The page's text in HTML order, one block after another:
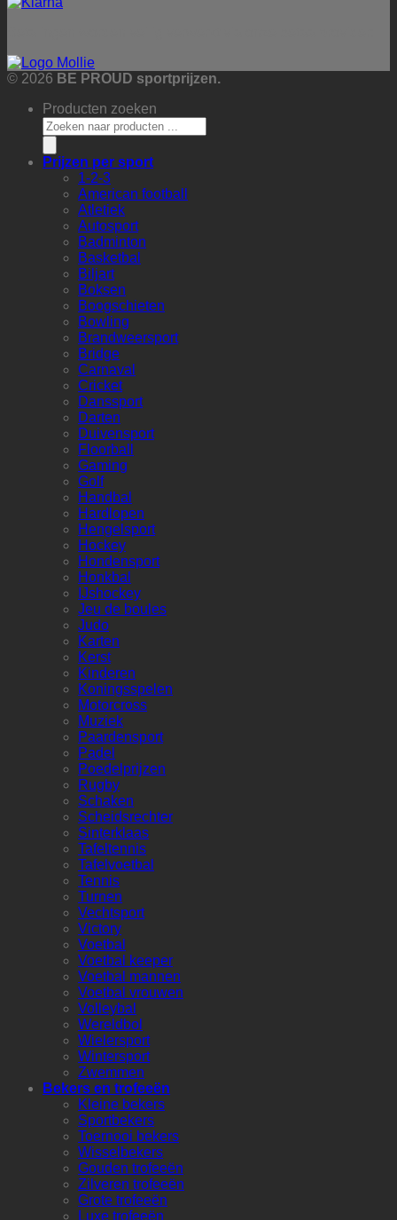
© 2026 BE PROUD sportprijzen.
Producten zoeken
Prijzen per sport
1-2-3
American football
Atletiek
Autosport
Badminton
Basketbal
Biljart
Boksen
Boogschieten
Bowling
Brandweersport
Bridge
Carnaval
Cricket
Danssport
Darten
Duivensport
Floorball
Gaming
Golf
Handbal
Hardlopen
Hengelsport
Hockey
Hondensport
Honkbal
IJshockey
Jeu de boules
Judo
Karten
Kerst
Kinderen
Koningsspelen
Motorcross
Muziek
Paardensport
Padel
Poedelprijzen
Rugby
Schaken
Scheidsrechter
Sinterklaas
Tafeltennis
Tafelvoetbal
Tennis
Turnen
Vechtsport
Victory
Voetbal
Voetbal keeper
Voetbal mannen
Voetbal vrouwen
Volleybal
Wereldbol
Wielersport
Wintersport
Zwemmen
Bekers en trofeeën
Kleine bekers
Sportbekers
Toernooi bekers
Wisselbekers
Gouden trofeeën
Zilveren trofeeën
Grote trofeeën
Luxe trofeeën